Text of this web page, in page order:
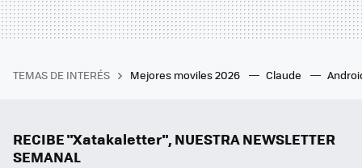
TEMAS DE INTERÉS Mejores moviles 2026 Claude
RECIBE "Xatakaletter", NUESTRA NEWSLETTER
SEMANAL